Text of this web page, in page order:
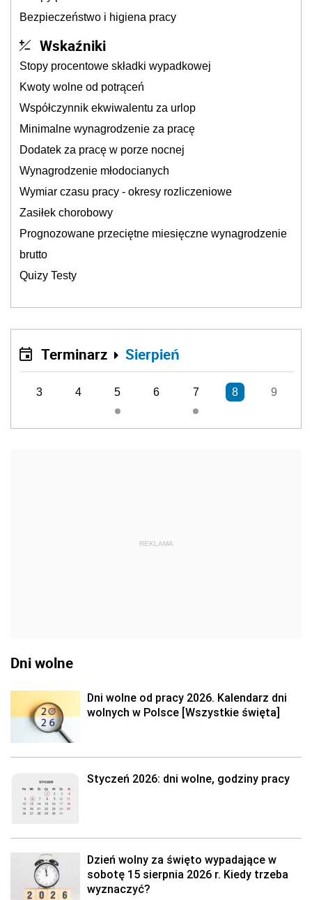
Bezpieczeństwo i higiena pracy
Wskaźniki
Stopy procentowe składki wypadkowej
Kwoty wolne od potrąceń
Współczynnik ekwiwalentu za urlop
Minimalne wynagrodzenie za pracę
Dodatek za pracę w porze nocnej
Wynagrodzenie młodocianych
Wymiar czasu pracy - okresy rozliczeniowe
Zasiłek chorobowy
Prognozowane przeciętne miesięczne wynagrodzenie
brutto
Quizy Testy
Terminarz Sierpień
3 4 5 6 7 8 9
REKLAMA
Dni wolne
Dni wolne od pracy 2026. Kalendarz dni
wolnych w Polsce [Wszystkie święta]
Styczeń 2026: dni wolne, godziny pracy
Dzień wolny za święto wypadające w
sobotę 15 sierpnia 2026 r. Kiedy trzeba
wyznaczyć?